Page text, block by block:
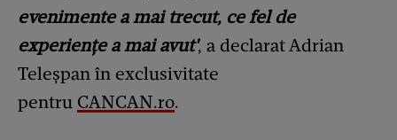
evenimente a mai trecut, ce fel de
experiențe a mai avut', a declarat Adrian
Teleșpan în exclusivitate
pentru CANCAN.ro.